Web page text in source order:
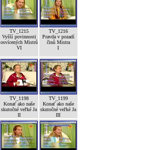
TV_1215
Vyšší povinnosti
osvícených Mistrů
VI
TV_1216
Pravda v pozadí
činů Mistra
I
TV_1198
Konať ako naše
skutočné veľké Ja
II
TV_1199
Konať ako naše
skutočné veľké Ja
III